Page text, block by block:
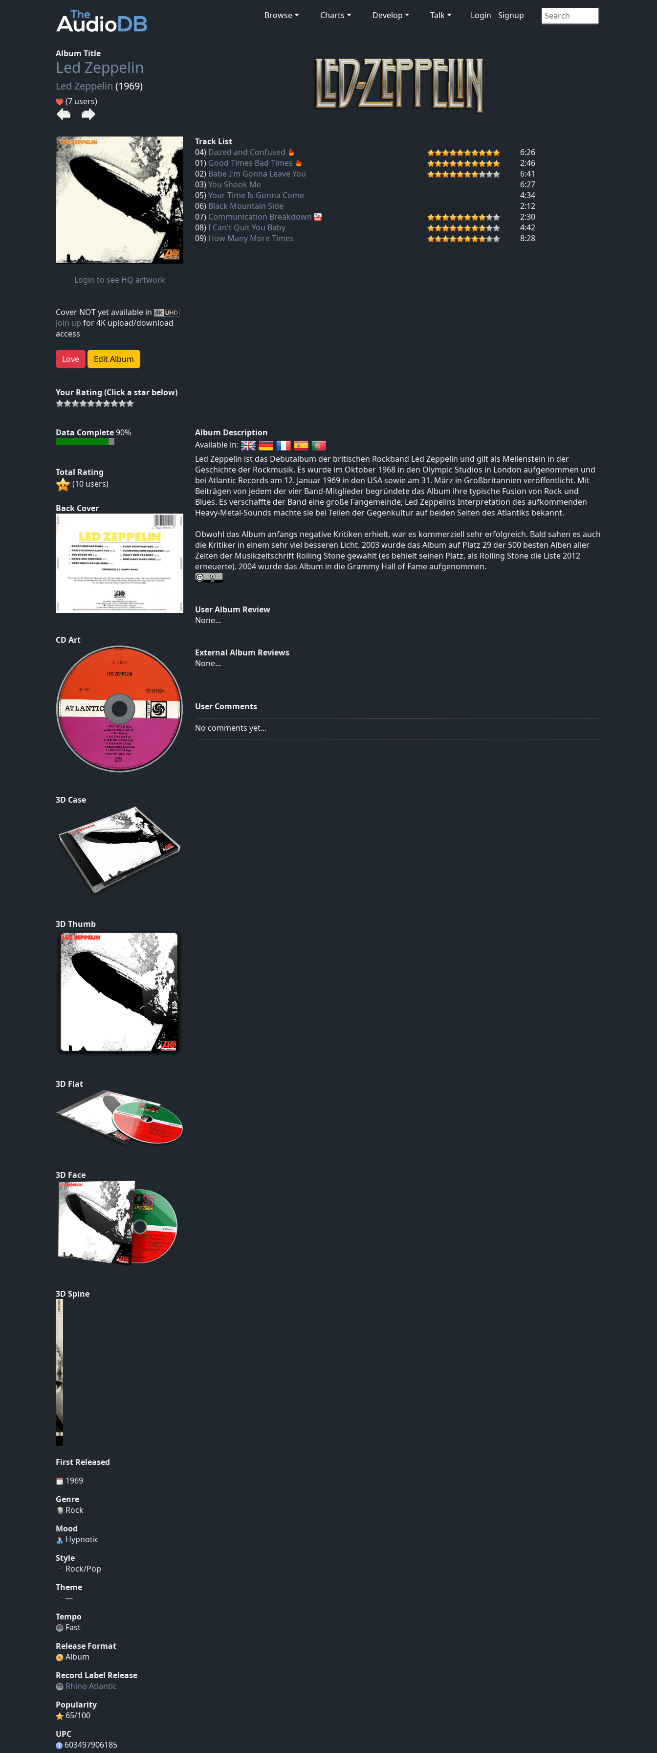
Browse Charts Develop Talk Login Signup
Album Title
Led Zeppelin
Led Zeppelin (1969)
(7 users)
Login to see HQ artwork
Cover NOT yet available in
Join up for 4K upload/download
access
Love Edit Album
Your Rating (Click a star below)
Track List
04) Dazed and Confused
01) Good Times Bad Times
02) Babe I'm Gonna Leave You
03)You Shook Me
05)Your Time Is Gonna Come
06) Black Mountain Side
07) Communication Breakdown
08)I Can't Quit You Baby
09) How Many More Times
6:26
2:46
6:41
6:27
4:34
2:12
2:30
4:42
8:28
Data Complete90%
Total Rating
(10 users)
Back Cover
CD Art
3D Case
3D Thumb
3D Flat
3D Face
3D Spine
First Released
1969
Genre
Rock
Mood
Hypnotic
Style
Rock/Pop
Theme
---
Tempo
Fast
Release Format
Album
Record Label Release
Rhino Atlantic
Popularity
65/100
UPC
603497906185
Album Description
Available in:
Led Zeppelin ist das Debütalbum der britischen Rockband Led Zeppelin und gilt als Meilenstein in der
Geschichte der Rockmusik. Es wurde im Oktober 1968 in den Olympic Studios in London aufgenommen und
bei Atlantic Records am 12. Januar 1969 in den USA sowie am 31. März in Großbritannien veröffentlicht. Mit
Beiträgen von jedem der vier Band-Mitglieder begründete das Album ihre typische Fusion von Rock und
Blues. Es verschaffte der Band eine große Fangemeinde; Led Zeppelins Interpretation des aufkommenden
Heavy-Metal-Sounds machte sie bei Teilen der Gegenkultur auf beiden Seiten des Atlantiks bekannt.
Obwohl das Album anfangs negative Kritiken erhielt, war es kommerziell sehr erfolgreich. Bald sahen es auch
die Kritiker in einem sehr viel besseren Licht. 2003 wurde das Album auf Platz 29 der 500 besten Alben aller
Zeiten der Musikzeitschrift Rolling Stone gewählt (es behielt seinen Platz, als Rolling Stone die Liste 2012
erneuerte). 2004 wurde das Album in die Grammy Hall of Fame aufgenommen.
User Album Review
None...
External Album Reviews
None...
User Comments
No comments yet...